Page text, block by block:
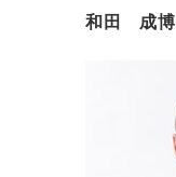
和田 成博